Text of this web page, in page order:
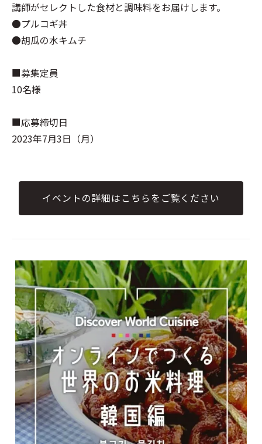
講師がセレクトした食材と調味料をお届けします。
●プルコギ丼
●胡瓜の水キムチ
■募集定員
10名様
■応募締切日
2023年7月3日（月）
イベントの詳細はこちらをご覧ください